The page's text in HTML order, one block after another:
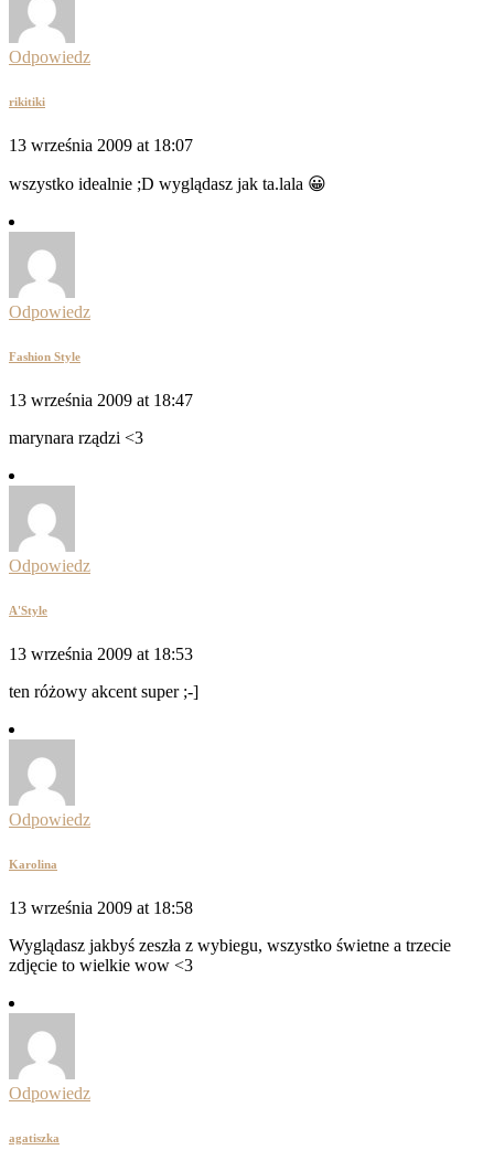
Odpowiedz
rikitiki
13 września 2009 at 18:07
wszystko idealnie ;D wyglądasz jak ta.lala 😀
Odpowiedz
Fashion Style
13 września 2009 at 18:47
marynara rządzi <3
Odpowiedz
A'Style
13 września 2009 at 18:53
ten różowy akcent super ;-]
Odpowiedz
Karolina
13 września 2009 at 18:58
Wyglądasz jakbyś zeszła z wybiegu, wszystko świetne a trzecie
zdjęcie to wielkie wow <3
Odpowiedz
agatiszka